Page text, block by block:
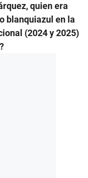
quien era
blanquiazul en la
(2024 y 2025)